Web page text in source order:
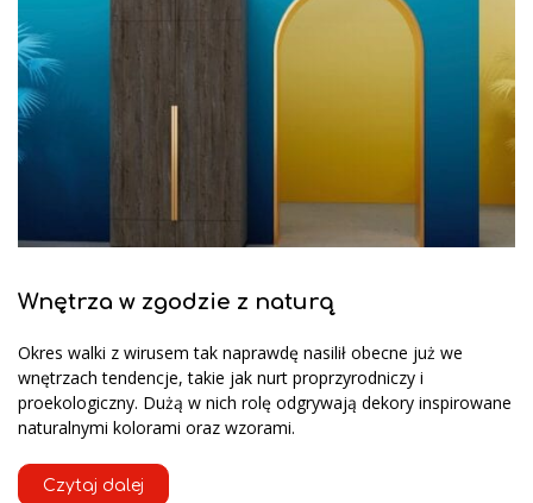
Wnętrza w zgodzie z naturą
Okres walki z wirusem tak naprawdę nasilił obecne już we
wnętrzach tendencje, takie jak nurt proprzyrodniczy i
proekologiczny. Dużą w nich rolę odgrywają dekory inspirowane
naturalnymi kolorami oraz wzorami.
Czytaj dalej